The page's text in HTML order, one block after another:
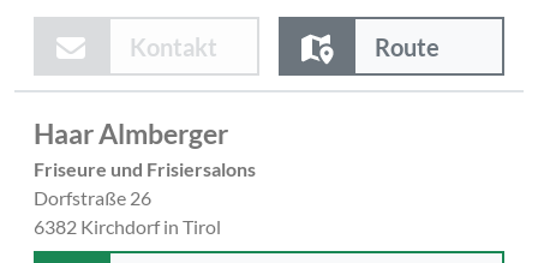
Kontakt Route
Haar Almberger
Friseure und Frisiersalons
Dorfstraße 26
6382 Kirchdorf in Tirol